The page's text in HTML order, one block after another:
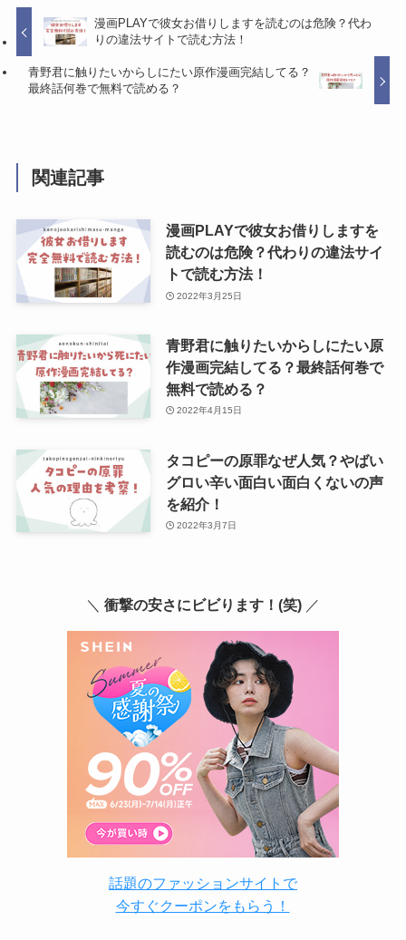
漫画PLAYで彼女お借りしますを読むのは危険？代わ
りの違法サイトで読む方法！
青野君に触りたいからしにたい原作漫画完結してる？
最終話何巻で無料で読める？
関連記事
漫画PLAYで彼女お借りしますを
読むのは危険？代わりの違法サイ
トで読む方法！
2022年3月25日
青野君に触りたいからしにたい原
作漫画完結してる？最終話何巻で
無料で読める？
2022年4月15日
タコピーの原罪なぜ人気？やばい
グロい辛い面白い面白くないの声
を紹介！
2022年3月7日
＼ 衝撃の安さにビビります！(笑) ／
話題のファッションサイトで
今すぐクーポンをもらう！